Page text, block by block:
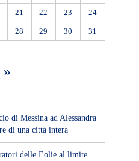
21 22 23 24
28 29 30 31
»
di Messina ad Alessandra
di una città intera
delle Eolie al limite.